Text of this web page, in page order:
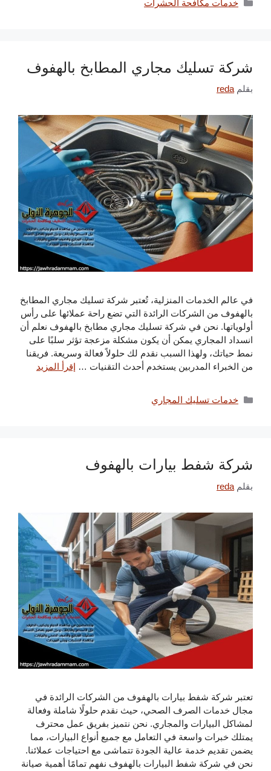
خدمات مكافحة الحشرات
شركة تسليك مجاري المطابخ بالهفوف
بقلمreda
في عالم الخدمات المنزلية، تُعتبر شركة تسليك مجاري المطابخ
بالهفوف من الشركات الرائدة التي تضع راحة عملائها على رأس
أولوياتها. نحن في شركة تسليك مجاري مطابخ بالهفوف نعلم أن
انسداد المجاري يمكن أن يكون مشكلة مزعجة تؤثر سلبًا على
نمط حياتك، ولهذا السبب نقدم لك حلولاً فعالة وسريعة. فريقنا
من الخبراء المدربين يستخدم أحدث التقنيات … إقرأ المزيد
التصنيفات
خدمات تسليك المجاري
شركة شفط بيارات بالهفوف
بقلم reda
تعتبر شركة شفط بيارات بالهفوف من الشركات الرائدة في
مجال خدمات الصرف الصحي، حيث نقدم حلولًا شاملة وفعالة
لمشاكل البيارات والمجاري. نحن نتميز بفريق عمل محترف
يمتلك خبرات واسعة في التعامل مع جميع أنواع البيارات، مما
يضمن تقديم خدمة عالية الجودة تتماشى مع احتياجات عملائنا.
نحن في شركة شفط البيارات بالهفوف نفهم تمامًا أهمية صيانة